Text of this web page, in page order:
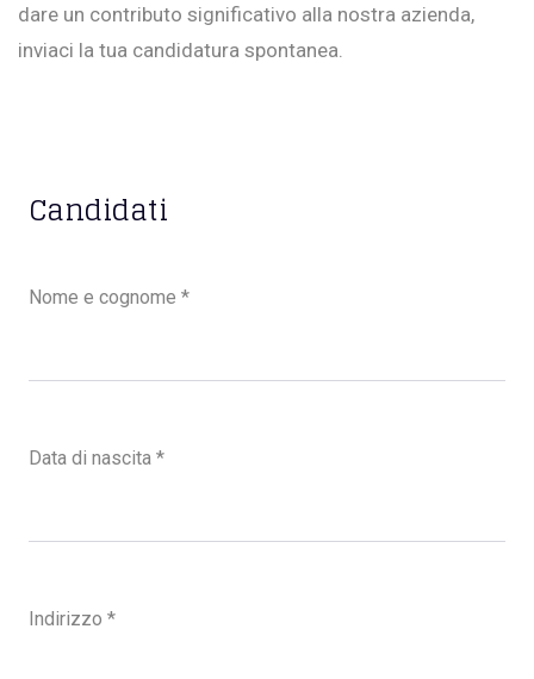
dare un contributo significativo alla nostra azienda,
inviaci la tua candidatura spontanea.
Candidati
Nome e cognome *
Data di nascita *
Indirizzo *